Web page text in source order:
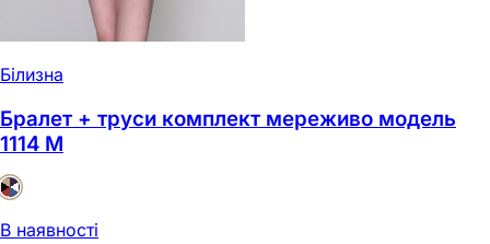
Білизна
Бралет + труси комплект мереживо модель
1114 M
В наявності